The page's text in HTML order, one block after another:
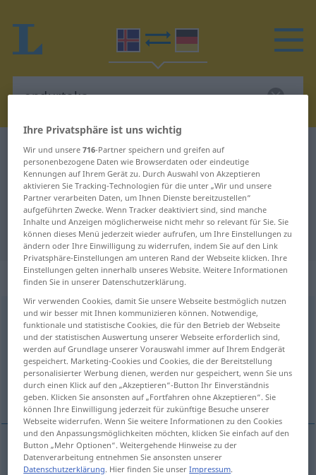
Isländisch-Deutsch Wörterbuch endurtaka
Isländisch-Deutsch Übersetzung
für "endurtaka"
"endurtaka" Deutsch Übersetzung
„endurtaka“
endurtaka
Übersicht aller Übersetzungen
(Für mehr Details die Übersetzung anklicken/antippen)
wiederholen
wiederholen endurtaka
Ihre Privatsphäre ist uns wichtig
Wir und unsere716-Partner speichern und greifen auf
personenbezogene Daten wie Browserdaten oder eindeutige
Kennungen auf Ihrem Gerät zu. Durch Auswahl von Akzeptieren
aktivieren Sie Tracking-Technologien für die unter „Wir und unsere
Partner verarbeiten Daten, um Ihnen Dienste bereitzustellen“
aufgeführten Zwecke. Wenn Tracker deaktiviert sind, sind manche
Inhalte und Anzeigen möglicherweise nicht mehr so relevant für Sie. Sie
können dieses Menü jederzeit wieder aufrufen, um Ihre Einstellungen zu
ändern oder Ihre Einwilligung zu widerrufen, indem Sie auf den Link
Privatsphäre-Einstellungen am unteren Rand der Webseite klicken. Ihre
Einstellungen gelten innerhalb unseres Website. Weitere Informationen
finden Sie in unserer Datenschutzerklärung.
Wir verwenden Cookies, damit Sie unsere Webseite bestmöglich nutzen
und wir besser mit Ihnen kommunizieren können. Notwendige,
funktionale und statistische Cookies, die für den Betrieb der Webseite
und der statistischen Auswertung unserer Webseite erforderlich sind,
werden auf Grundlage unserer Vorauswahl immer auf Ihrem Endgerät
gespeichert. Marketing-Cookies und Cookies, die der Bereitstellung
personalisierter Werbung dienen, werden nur gespeichert, wenn Sie uns
durch einen Klick auf den „Akzeptieren“-Button Ihr Einverständnis
geben. Klicken Sie ansonsten auf „Fortfahren ohne Akzeptieren“. Sie
können Ihre Einwilligung jederzeit für zukünftige Besuche unserer
Webseite widerrufen. Wenn Sie weitere Informationen zu den Cookies
und den Anpassungsmöglichkeiten möchten, klicken Sie einfach auf den
Button „Mehr Optionen“. Weitergehende Hinweise zu der
Datenverarbeitung entnehmen Sie ansonsten unserer
Datenschutzerklärung. Hier finden Sie unserImpressum.